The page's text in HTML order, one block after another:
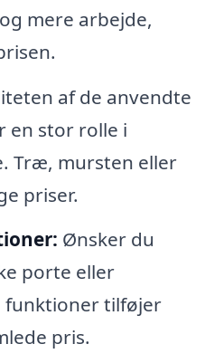
mere arbejde,
af ​​de anvendte
en stor rolle i
Træ, mursten eller
priser.
Ønsker du
porte eller
funktioner tilføjer
pris.